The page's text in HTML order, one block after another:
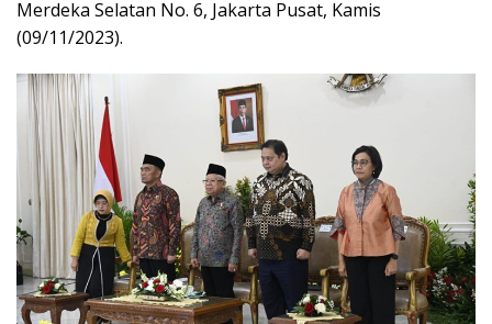
Merdeka Selatan No. 6, Jakarta Pusat, Kamis
(09/11/2023).